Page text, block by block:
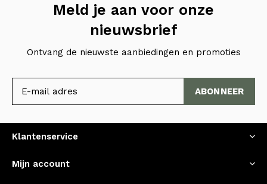
Meld je aan voor onze
nieuwsbrief
Ontvang de nieuwste aanbiedingen en promoties
ABONNEER
Klantenservice
Mijn account